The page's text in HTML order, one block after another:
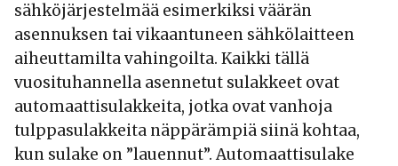
sähköjärjestelmää esimerkiksi väärän
asennuksen tai vikaantuneen sähkölaitteen
aiheuttamilta vahingoilta. Kaikki tällä
vuosituhannella asennetut sulakkeet ovat
automaattisulakkeita, jotka ovat vanhoja
tulppasulakkeita näppärämpiä siinä kohtaa,
kun sulake on ”lauennut”. Automaattisulake